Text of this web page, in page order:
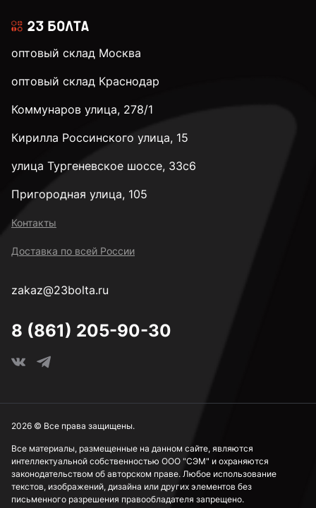
оптовый склад Москва
оптовый склад Краснодар
Коммунаров улица, 278/1
Кирилла Россинского улица, 15
улица Тургеневское шоссе, 33с6
Пригородная улица, 105
Контакты
Доставка по всей России
zakaz@23bolta.ru
8 (861) 205-90-30
Все материалы, размещенные на данном сайте, являются
интеллектуальной собственностью ООО "СЭМ" и охраняются
законодательством об авторском праве. Любое использование
текстов, изображений, дизайна или других элементов без
письменного разрешения правообладателя запрещено.
2026 © Все права защищены.